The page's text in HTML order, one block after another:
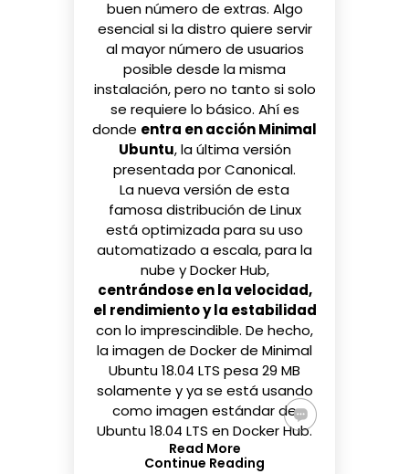
buen número de extras. Algo
esencial si la distro quiere servir
al mayor número de usuarios
posible desde la misma
instalación, pero no tanto si solo
se requiere lo básico. Ahí es
donde entra en acción Minimal
Ubuntu, la última versión
presentada por Canonical.
La nueva versión de esta
famosa distribución de Linux
está optimizada para su uso
automatizado a escala, para la
nube y Docker Hub,
centrándose en la velocidad,
el rendimiento y la estabilidad
con lo imprescindible. De hecho,
la imagen de Docker de Minimal
Ubuntu 18.04 LTS pesa 29 MB
solamente y ya se está usando
como imagen estándar de
Ubuntu 18.04 LTS en Docker Hub.
Read More
Continue Reading